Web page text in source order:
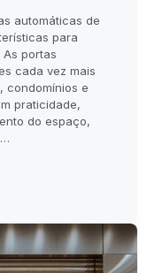
automáticas de
para
portas
cada vez mais
condomínios e
praticidade,
do espaço,